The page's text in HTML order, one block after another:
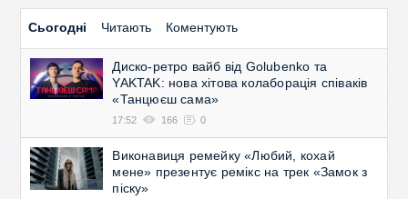
Сьогодні Читають Коментують
Диско-ретро вайб від Golubenko та
YAKTAK: нова хітова колаборація співаків
«Танцюєш сама»
17:52 166 0
Виконавиця ремейку «Любий, кохай
мене» презентує ремікс на трек «Замок з
піску»